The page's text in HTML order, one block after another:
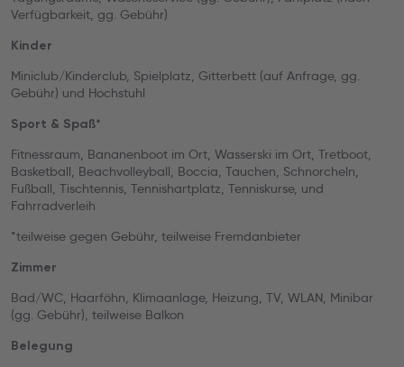
Verfügbarkeit, gg. Gebühr)
Kinder
Miniclub/Kinderclub, Spielplatz, Gitterbett (auf Anfrage, gg.
Gebühr) und Hochstuhl
Sport & Spaß*
Fitnessraum, Bananenboot im Ort, Wasserski im Ort, Tretboot,
Basketball, Beachvolleyball, Boccia, Tauchen, Schnorcheln,
Fußball, Tischtennis, Tennishartplatz, Tenniskurse, und
Fahrradverleih
*teilweise gegen Gebühr, teilweise Fremdanbieter
Zimmer
Bad/WC, Haarföhn, Klimaanlage, Heizung, TV, WLAN, Minibar
(gg. Gebühr), teilweise Balkon
Belegung